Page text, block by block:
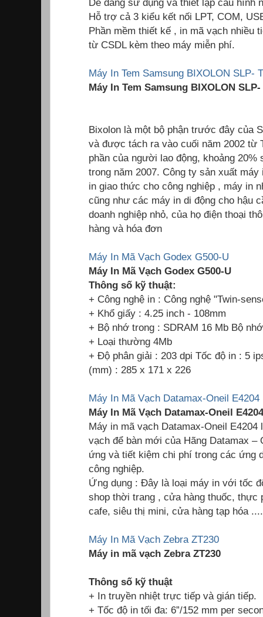
Hỗ trợ cả 3 kiểu kết nối LPT, COM,
Phần mềm thiết kế , in mã vạch nhiều
từ CSDL kèm theo máy miễn phí.
Máy In Tem Samsung BIXOLON SLP-
Máy In Tem Samsung BIXOLON SLP-
Bixolon là một bộ phận trước đây của
và được tách ra vào cuối năm 2002 từ
phần của người lao động, khoảng
trong năm 2007. Công ty sản xuất
in giao thức cho công nghiệp , máy in
cũng như các máy in di động cho hậu
doanh nghiệp nhỏ, của họ điện thoại
hàng và hóa đơn
Máy In Mã Vạch Godex G500-U
Máy In Mã Vạch Godex G500-U
Thông số kỹ thuật:
+ Công nghệ in : Công nghệ "Twin-
+ Khổ giấy : 4.25 inch - 108mm
+ Bộ nhớ trong : SDRAM 16 Mb Bộ
+ Loại thường 4Mb
+ Độ phân giải : 203 dpi Tốc độ in : 5
(mm) : 285 x 171 x 226
Máy In Mã Vạch Datamax-Oneil
Máy In Mã Vạch Datamax-Oneil
Máy in mã vạch Datamax-Oneil E4204
vạch để bàn mới của Hãng Datamax –
ứng và tiết kiệm chi phí trong các ứng
công nghiệp.
Ứng dụng : Đây là loại máy in với tốc
shop thời trang , cửa hàng thuốc, thực
cafe, siêu thị mini, cửa hàng tạp hóa ....
Máy In Mã Vạch Zebra ZT230
Máy in mã vạch Zebra ZT230
Thông số kỹ thuật
+ In truyền nhiệt trực tiếp và gián tiếp.
+ Tốc độ in tối đa: 6”/152 mm per